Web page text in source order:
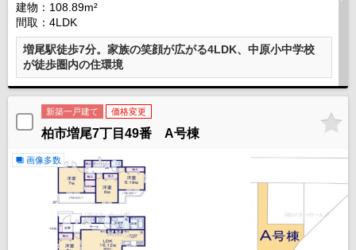
建物：108.89m²
間取：4LDK
増尾駅徒歩7分。家族の笑顔が広がる4LDK、中原小中学校
が徒歩圏内の住環境
新築一戸建て 価格変更
柏市増尾7丁目49番 A号棟
画像多数